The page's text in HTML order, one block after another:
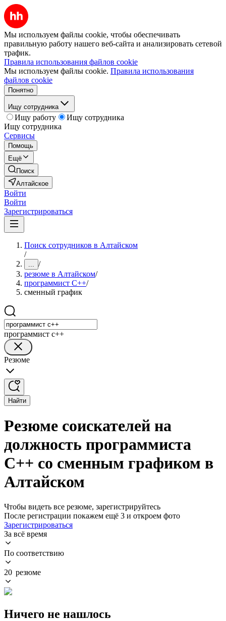
Мы используем файлы cookie, чтобы обеспечивать
правильную работу нашего веб-сайта и анализировать сетевой
трафик.
Правила использования файлов cookie
Мы используем файлы cookie. Правила использования
файлов cookie
Понятно
Ищу сотрудника
Ищу работу
Ищу сотрудника
Ищу сотрудника
Сервисы
Помощь
Ещё
Поиск
Алтайское
Войти
Войти
Зарегистрироваться
Поиск сотрудников в Алтайском
/
... /
резюме в Алтайском/
программист C++/
сменный график
программист c++
Резюме
Найти
Резюме соискателей на
должность программиста
C++ со сменным графиком в
Алтайском
Чтобы видеть все резюме, зарегистрируйтесь
После регистрации покажем ещё 3 и откроем фото
Зарегистрироваться
За всё время
По соответствию
20 резюме
Ничего не нашлось